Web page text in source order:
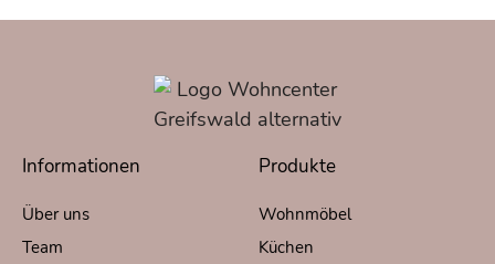
Informationen
Über uns
Team
Produkte
Wohnmöbel
Küchen